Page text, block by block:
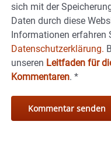
sich mit der
Daten durch diese
Informationen erfahren
Datenschutzerklärung.
unseren Leitfaden für
Kommentaren. *